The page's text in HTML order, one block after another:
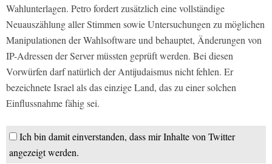
Wahlunterlagen. Petro fordert zusätzlich eine vollständige
Neuauszählung aller Stimmen sowie Untersuchungen zu möglichen
Manipulationen der Wahlsoftware und behauptet, Änderungen von
IP-Adressen der Server müssten geprüft werden. Bei diesen
Vorwürfen darf natürlich der Antijudaismus nicht fehlen. Er
bezeichnete Israel als das einzige Land, das zu einer solchen
Einflussnahme fähig sei.
Ich bin damit einverstanden, dass mir Inhalte von Twitter
angezeigt werden.